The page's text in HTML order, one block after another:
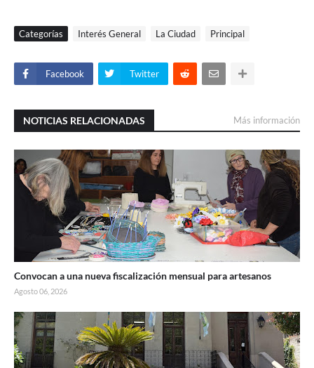
Categorías Interés General La Ciudad Principal
Facebook Twitter
NOTICIAS RELACIONADAS Más información
Convocan a una nueva fiscalización mensual para artesanos
Agosto 06, 2026